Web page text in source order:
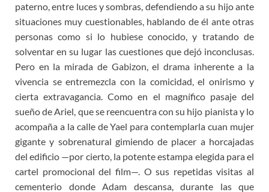
paterno, entre luces y sombras, defendiendo a su hijo ante
situaciones muy cuestionables, hablando de él ante otras
personas como si lo hubiese conocido, y tratando de
solventar en su lugar las cuestiones que dejó inconclusas.
Pero en la mirada de Gabizon, el drama inherente a la
vivencia se entremezcla con la comicidad, el onirismo y
cierta extravagancia. Como en el magnífico pasaje del
sueño de Ariel, que se reencuentra con su hijo pianista y lo
acompaña a la calle de Yael para contemplarla cuan mujer
gigante y sobrenatural gimiendo de placer a horcajadas
del edificio —por cierto, la potente estampa elegida para el
cartel promocional del film—. O sus repetidas visitas al
cementerio donde Adam descansa, durante las que